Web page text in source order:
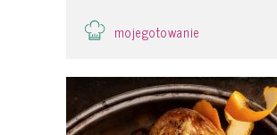
mojegotowanie